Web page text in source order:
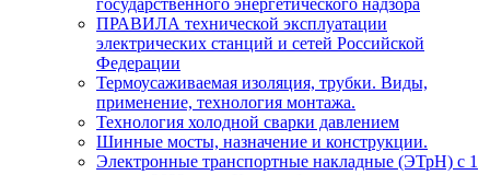
государственного энергетического надзора
ПРАВИЛА технической эксплуатации
электрических станций и сетей Российской
Федерации
Термоусаживаемая изоляция, трубки. Виды,
применение, технология монтажа.
Технология холодной сварки давлением
Шинные мосты, назначение и конструкции.
Электронные транспортные накладные (ЭТрН) с 1